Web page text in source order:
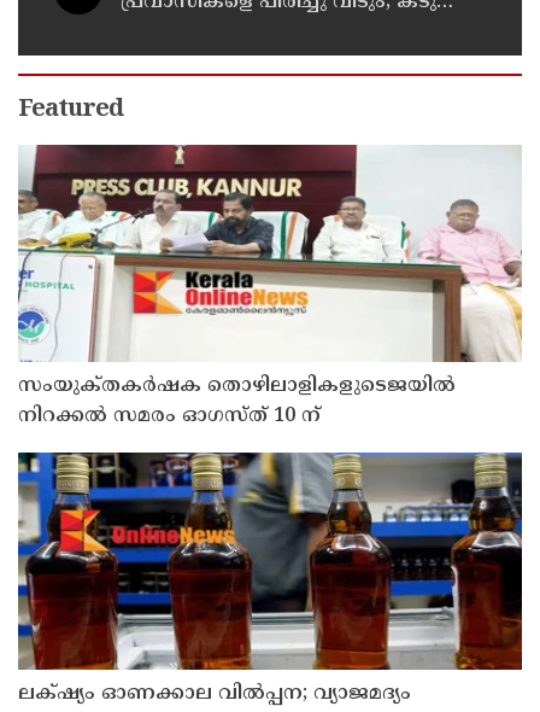
Featured
സംയുക്‌തകർഷക തൊഴിലാളികളുടെജയിൽ
നിറക്കൽ സമരം ഓഗസ്ത് 10 ന്
ലക്‌ഷ്യം ഓണക്കാല വിൽപ്പന; വ്യാജമദ്യം